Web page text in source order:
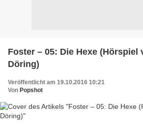
Foster – 05: Die Hexe (Hörspiel
Döring)
Veröffentlicht am 19.10.2016 10:21
Von Popshot